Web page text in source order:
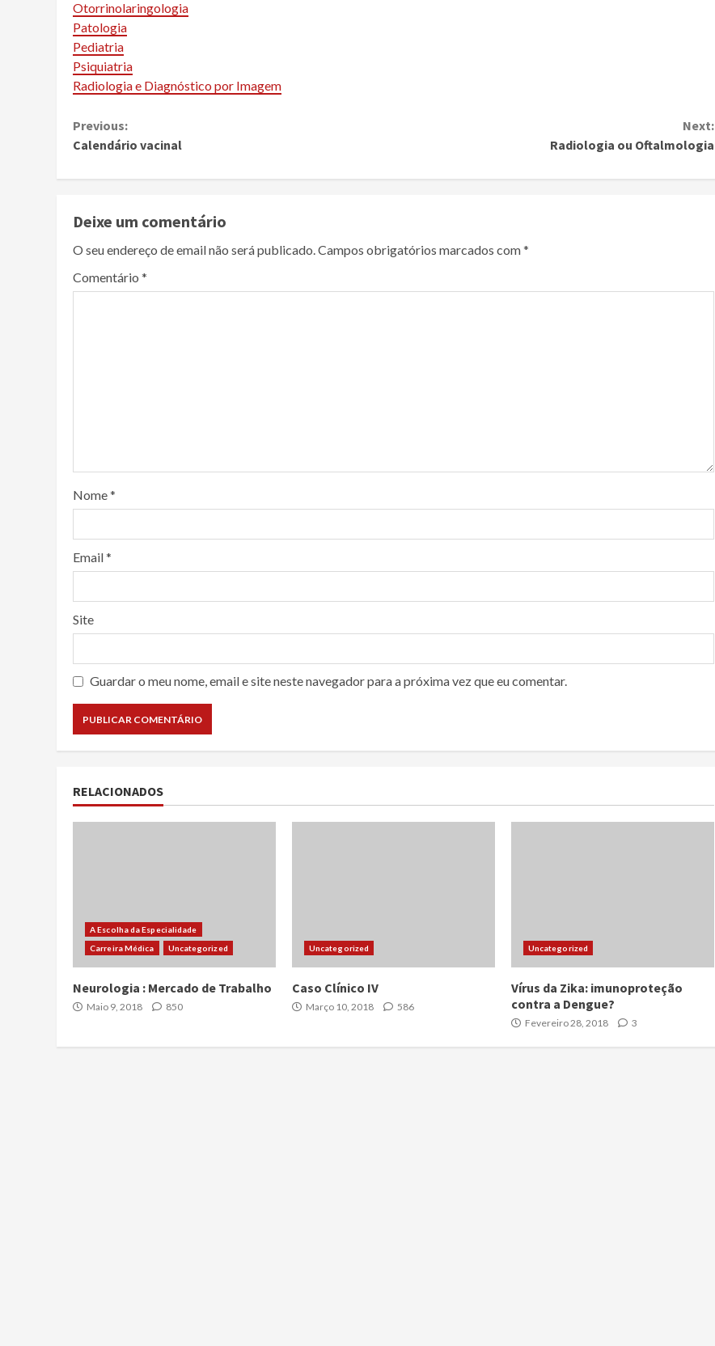
Otorrinolaringologia
Patologia
Pediatria
Psiquiatria
Radiologia e Diagnóstico por Imagem
Continue
Previous:
Calendário vacinal
Next:
Radiologia ou Oftalmologia
Deixe um comentário
O seu endereço de email não será publicado.Campos obrigatórios marcados com*
Comentário *
Nome*
Email*
Site
Guardar o meu nome, email e site neste navegador para a próxima vez que eu comentar.
RELACIONADOS
A Escolha da Especialidade
Carreira Médica
Uncategorized
Neurologia : Mercado de Trabalho
Maio 9, 2018 850
Uncategorized
Caso Clínico IV
Março 10, 2018 586
Uncategorized
Vírus da Zika: imunoproteção
contra a Dengue?
Fevereiro 28, 2018 3